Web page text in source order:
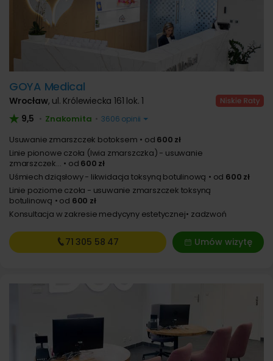
GOYA Medical
Wrocław, ul. Królewiecka 161 lok. 1
9,5 • Znakomita • 3606 opinii
Usuwanie zmarszczek botoksem od 600 zł
Linie pionowe czoła (lwia zmarszczka) - usuwanie
zmarszczek...
od 600 zł
Uśmiech dziąsłowy - likwidacja toksyną botulinową
od 600 zł
Linie poziome czoła - usuwanie zmarszczek toksyną
botulinową
od 600 zł
Konsultacja w zakresie medycyny estetycznej zadzwoń
Umów wizytę
71 305 58 47